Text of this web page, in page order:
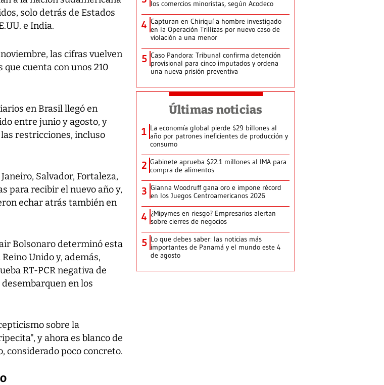
solo detrás de Estados
e India.
las cifras vuelven
cuenta con unos 210
en Brasil llegó en
entre junio y agosto, y
restricciones, incluso
Salvador, Fortaleza,
para recibir el nuevo año y,
echar atrás también en
Bolsonaro determinó esta
Unido y, además,
RT-PCR negativa de
en los
sobre la
y ahora es blanco de
considerado poco concreto.
los comercios minoristas, según Acodeco
4 Capturan en Chiriquí a hombre investigado
en la Operación Trillizas por nuevo caso de
violación a una menor
5 Caso Pandora: Tribunal confirma detención
provisional para cinco imputados y ordena
una nueva prisión preventiva
Últimas noticias
1 La economía global pierde $29 billones al
año por patrones ineficientes de producción y
consumo
2 Gabinete aprueba $22.1 millones al IMA para
compra de alimentos
3 Gianna Woodruff gana oro e impone récord
en los Juegos Centroamericanos 2026
4 ¿Mipymes en riesgo? Empresarios alertan
sobre cierres de negocios
5 Lo que debes saber: las noticias más
importantes de Panamá y el mundo este 4
de agosto